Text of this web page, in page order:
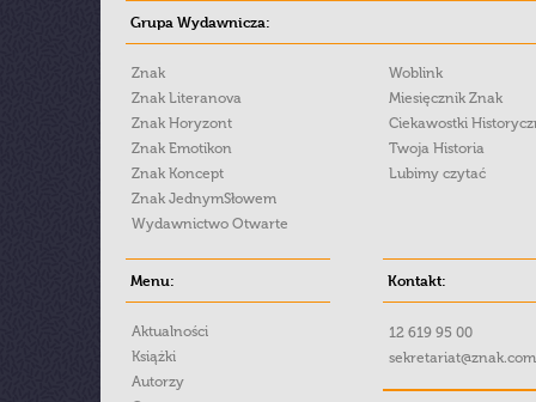
Grupa Wydawnicza:
Znak
Znak Literanova
Znak Horyzont
Znak Emotikon
Znak Koncept
Znak JednymSłowem
Wydawnictwo Otwarte
Woblink
Miesięcznik Znak
Ciekawostki
Twoja Historia
Lubimy czytać
Menu:
Aktualności
Książki
Autorzy
Kontakt:
12 619 95 00